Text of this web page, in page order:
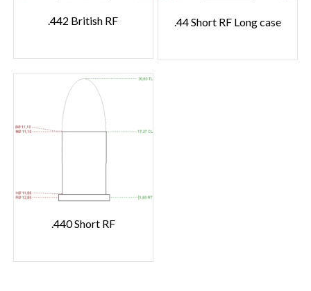
.442 British RF .44 Short RF Long case
.440 Short RF